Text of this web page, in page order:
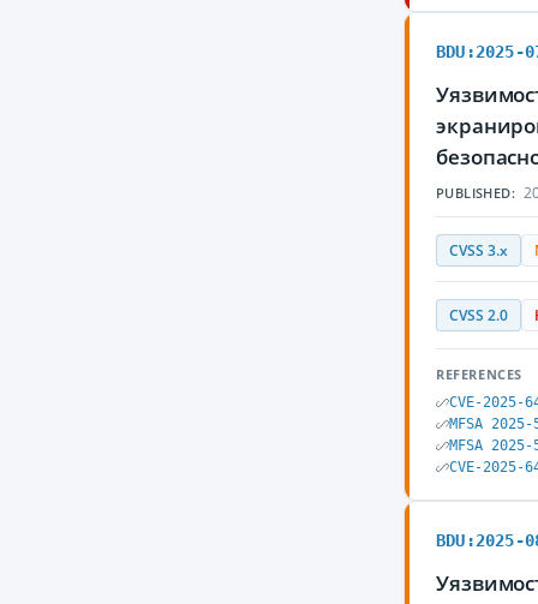
BDU:2025-
PUBLISHED:
CVSS 3.x
CVSS 2.0
REFERENCES
CVE-2025-
MFSA 2025-
MFSA 2025-
CVE-2025-
BDU:2025-